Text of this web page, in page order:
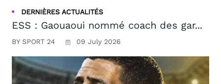
DERNIÈRES ACTUALITÉS
ESS : Gaouaoui nommé coach des gar...
BY SPORT 24 09 July 2026